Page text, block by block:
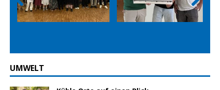
Prev
ious
Nex
t
UMWELT